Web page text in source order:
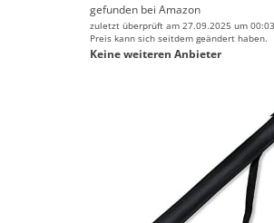
gefunden bei Amazon
zuletzt überprüft am 27.09.2025 um
Preis kann sich seitdem geändert haben.
Keine weiteren Anbieter